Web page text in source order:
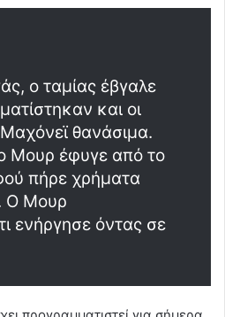
ο ταμίας έβγαλε
και οι
θανάσιμα.
Μουρ έφυγε από το
πήρε χρήματα
Ο Μουρ
ενήργησε όντας σε